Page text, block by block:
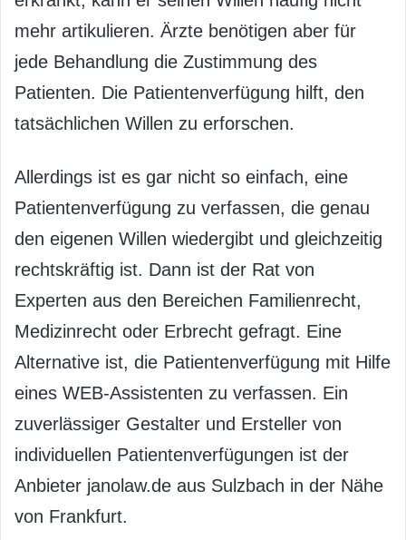
mehr artikulieren. Ärzte benötigen aber für
jede Behandlung die Zustimmung des
Patienten. Die Patientenverfügung hilft, den
tatsächlichen Willen zu erforschen.
Allerdings ist es gar nicht so einfach, eine
Patientenverfügung zu verfassen, die genau
den eigenen Willen wiedergibt und gleichzeitig
rechtskräftig ist. Dann ist der Rat von
Experten aus den Bereichen Familienrecht,
Medizinrecht oder Erbrecht gefragt. Eine
Alternative ist, die Patientenverfügung mit Hilfe
eines WEB-Assistenten zu verfassen. Ein
zuverlässiger Gestalter und Ersteller von
individuellen Patientenverfügungen ist der
Anbieter janolaw.de aus Sulzbach in der Nähe
von Frankfurt.